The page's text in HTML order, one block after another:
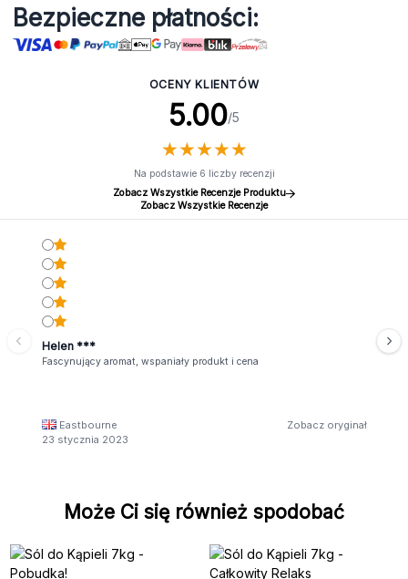
Bezpieczne płatności:
OCENY KLIENTÓW
5.00/5
★★★★★
★★★★★
Na podstawie 6 liczby recenzji
Zobacz Wszystkie Recenzje Produktu
Zobacz Wszystkie Recenzje
Helen ***
Fascynujący aromat, wspaniały produkt i cena
Eastbourne
Zobacz oryginał
23 stycznia 2023
Może Ci się również spodobać